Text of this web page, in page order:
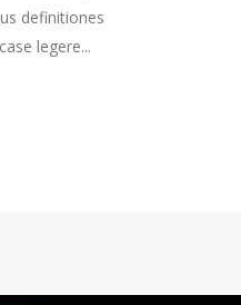
definitiones
legere...